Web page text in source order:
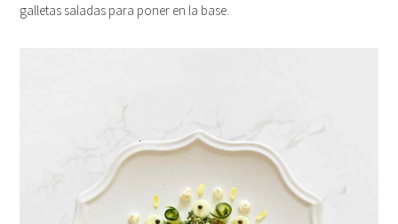
galletas saladas para poner en la base.